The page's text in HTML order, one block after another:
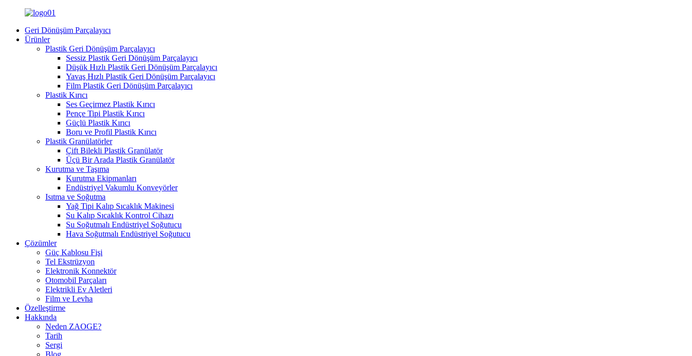
Geri Dönüşüm Parçalayıcı
Ürünler
Plastik Geri Dönüşüm Parçalayıcı
Sessiz Plastik Geri Dönüşüm Parçalayıcı
Düşük Hızlı Plastik Geri Dönüşüm Parçalayıcı
Yavaş Hızlı Plastik Geri Dönüşüm Parçalayıcı
Film Plastik Geri Dönüşüm Parçalayıcı
Plastik Kırıcı
Ses Geçirmez Plastik Kırıcı
Pençe Tipi Plastik Kırıcı
Güçlü Plastik Kırıcı
Boru ve Profil Plastik Kırıcı
Plastik Granülatörler
Çift Bilekli Plastik Granülatör
Üçü Bir Arada Plastik Granülatör
Kurutma ve Taşıma
Kurutma Ekipmanları
Endüstriyel Vakumlu Konveyörler
Isıtma ve Soğutma
Yağ Tipi Kalıp Sıcaklık Makinesi
Su Kalıp Sıcaklık Kontrol Cihazı
Su Soğutmalı Endüstriyel Soğutucu
Hava Soğutmalı Endüstriyel Soğutucu
Çözümler
Güç Kablosu Fişi
Tel Ekstrüzyon
Elektronik Konnektör
Otomobil Parçaları
Elektrikli Ev Aletleri
Film ve Levha
Özelleştirme
Hakkında
Neden ZAOGE?
Tarih
Sergi
Blog